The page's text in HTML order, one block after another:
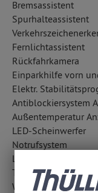
Bremsassistent
Spurhalteassistent
Fernlichtassistent
Rückfahrkamera
Einparkhilfe vorn
Elektr.
Antiblockiersystem
Außentemperatur
LED-Scheinwerfer
Notrufsystem
Lichtsensor
Traktionskontrolle
Wegfahrsperre